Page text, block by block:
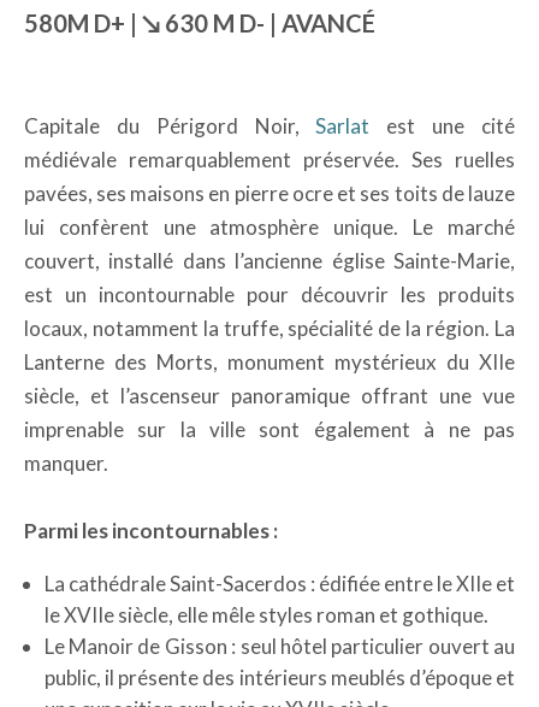
580M D+ | ↘︎ 630 M D- | AVANCÉ
Capitale du Périgord Noir,Sarlat est une cité
médiévale remarquablement préservée. Ses ruelles
pavées, ses maisons en pierre ocre et ses toits de lauze
lui confèrent une atmosphère unique. Le marché
couvert, installé dans l’ancienne église Sainte-Marie,
est un incontournable pour découvrir les produits
locaux, notamment la truffe, spécialité de la région. La
Lanterne des Morts, monument mystérieux du XIIe
siècle, et l’ascenseur panoramique offrant une vue
imprenable sur la ville sont également à ne pas
manquer.
Parmi les incontournables :
La cathédrale Saint-Sacerdos : édifiée entre le XIIe et
le XVIIe siècle, elle mêle styles roman et gothique.
Le Manoir de Gisson : seul hôtel particulier ouvert au
public, il présente des intérieurs meublés d’époque et